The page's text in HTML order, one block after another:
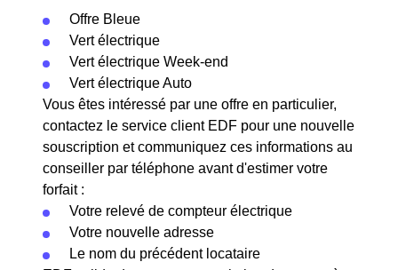
Offre Bleue
Vert électrique
Vert électrique Week-end
Vert électrique Auto
Vous êtes intéressé par une offre en particulier,
contactez le service client EDF pour une nouvelle
souscription et communiquez ces informations au
conseiller par téléphone avant d'estimer votre
forfait :
Votre relevé de compteur électrique
Votre nouvelle adresse
Le nom du précédent locataire